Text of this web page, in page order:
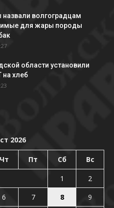
назвали волгоградцам
для жары породы
области установили
на хлеб
2026
Чт Пт Сб Вс
1
2
6 7 8
9